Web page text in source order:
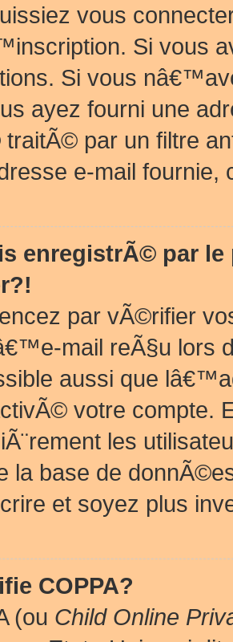
vous
Si vous
Si vous
ayez fourni une
par un filtre
e-mail fournie,
enregistrÃ© par
par vÃ©rifier
mail reÃ§u lors
aussi que
votre compte.
les
la base de
et soyez plus
COPPA?
(ou Child Online